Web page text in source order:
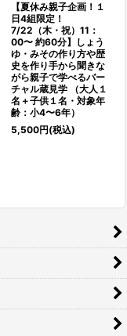
【夏休み親子企画！１
日4組限定！
7/22（木・祝）11：
00〜 約60分】しょう
ゆ・みその作り方や歴
史を作り手から聞きな
がら親子で学べるバー
チャル蔵見学 （大人１
名＋子供１名・対象年
齢：小4〜6年）
5,500円(税込)